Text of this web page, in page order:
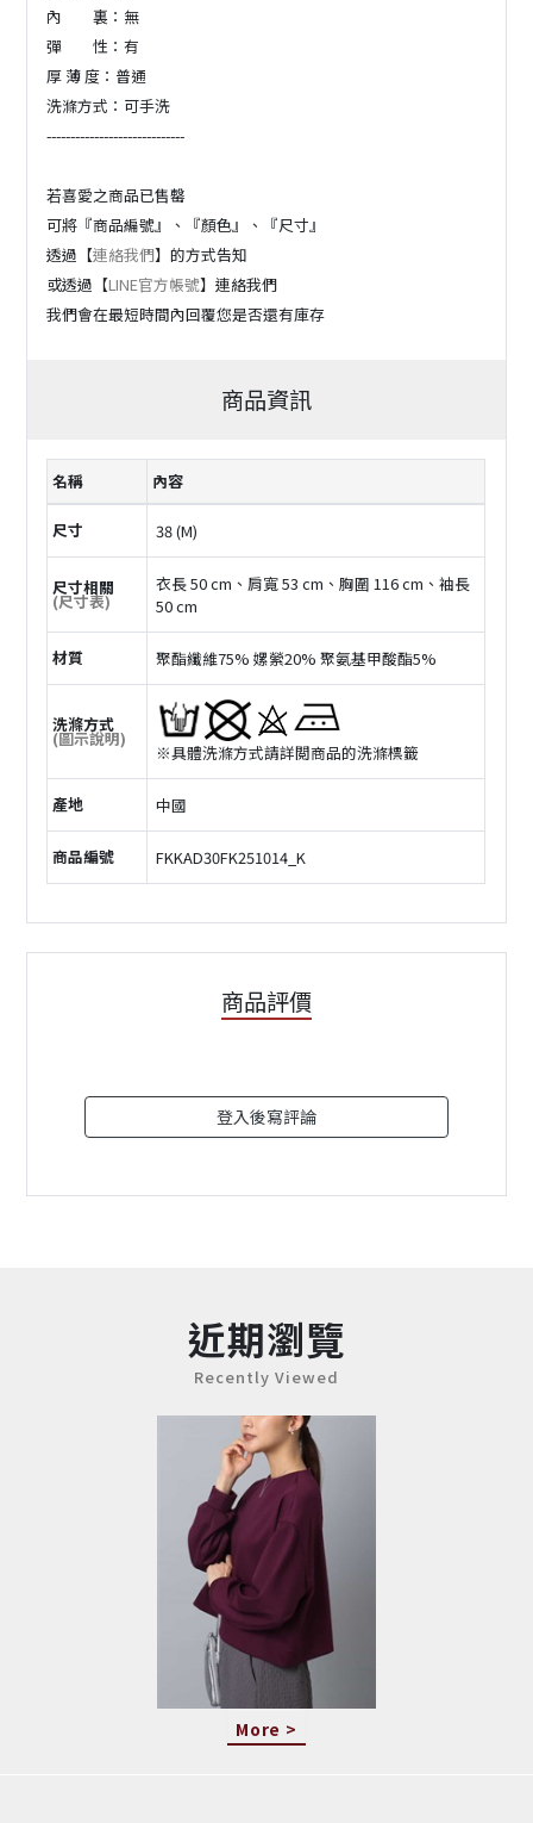
內 裏：無
彈 性：有
厚 薄 度：普通
洗滌方式：可手洗
-----------------------------
若喜愛之商品已售罄
可將『商品編號』、『顏色』、『尺寸』
透過【連絡我們】的方式告知
或透過【LINE官方帳號】連絡我們
我們會在最短時間內回覆您是否還有庫存
商品資訊
名稱 內容
尺寸 38 (M)
尺寸相關
(尺寸表)
衣長 50 cm、肩寬 53 cm、胸圍 116 cm、袖長
50 cm
材質 聚酯纖維75% 嫘縈20% 聚氨基甲酸酯5%
洗滌方式
(圖示說明)
※具體洗滌方式請詳閲商品的洗滌標籤
產地 中國
商品編號 FKKAD30FK251014_K
商品評價
登入後寫評論
近期瀏覽
Recently Viewed
More >